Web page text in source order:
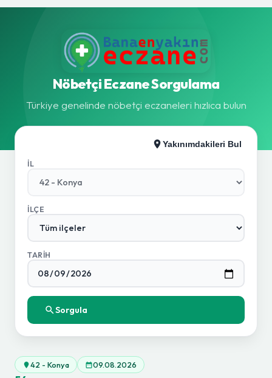
Nöbetçi Eczane Sorgulama
Türkiye genelinde nöbetçi eczaneleri hızlıca bulun
Yakınımdakileri Bul
İL
İLÇE
TARIH
Sorgula
42 - Konya 09.08.2026